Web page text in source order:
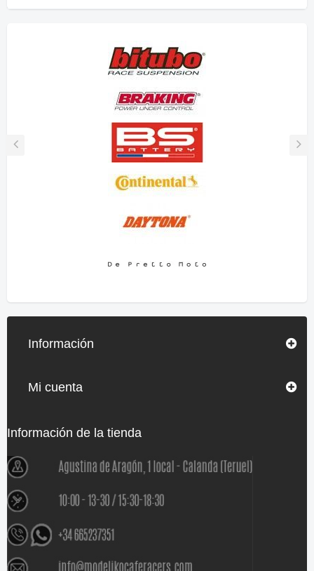
Información
Mi cuenta
Información de la tienda